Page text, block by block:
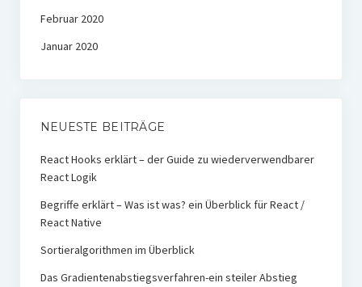
Februar 2020
Januar 2020
NEUESTE BEITRÄGE
React Hooks erklärt – der Guide zu wiederverwendbarer
React Logik
Begriffe erklärt – Was ist was? ein Überblick für React /
React Native
Sortieralgorithmen im Überblick
Das Gradientenabstiegsverfahren-ein steiler Abstieg